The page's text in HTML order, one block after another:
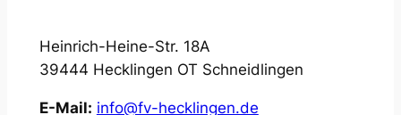
Heinrich-Heine-Str. 18A
39444 Hecklingen OT Schneidlingen
E-Mail: info@fv-hecklingen.de